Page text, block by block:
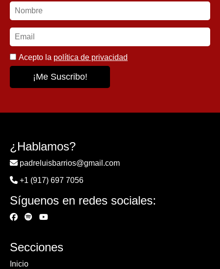
Acepto la política de privacidad
¿Hablamos?
padreluisbarrios@gmail.com
+1 (917) 697 7056
Síguenos en redes sociales:
Secciones
Inicio